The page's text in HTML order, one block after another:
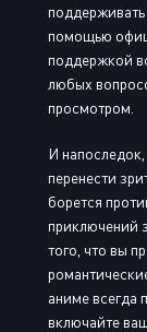
помощью
поддержкой
любых
просмотром.
И
перенести
борется
приключений
того, что вы
аниме всегда
включайте